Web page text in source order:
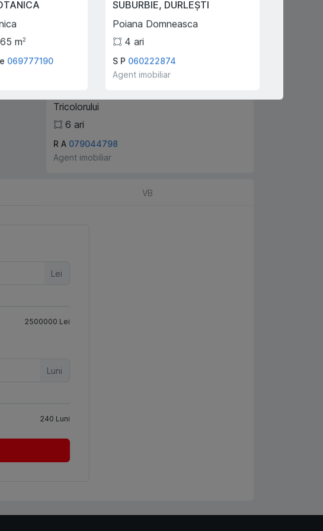
Tricolorului
6 ari
R A 079044798
Agent imobiliar
VB
Lei
2500000 Lei
Luni
240 Luni
65 m2
069777190
SUBURBIE, DURLEȘTI
Poiana Domneasca
4 ari
S P 060222874
Agent imobiliar